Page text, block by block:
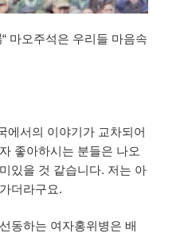
마오주석은 우리들 마음속
에서의 이야기가 교차되어
좋아하시는 분들은 나오
있을 것 같습니다. 저는 아
더라구요.
동하는 여자홍위병은 배